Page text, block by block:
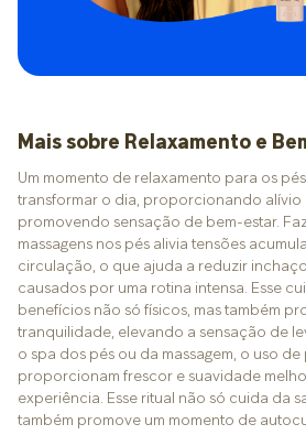
Mais sobre Relaxamento e
Um momento de relaxamento para os
transformar o dia, proporcionando alívio
promovendo sensação de bem-estar.
massagens nos pés alivia tensões
circulação, o que ajuda a reduzir
causados por uma rotina intensa. Esse
benefícios não só físicos, mas também
tranquilidade, elevando a sensação de
o spa dos pés ou da massagem, o uso
proporcionam frescor e suavidade
experiência. Esse ritual não só cuida da
também promove um momento de